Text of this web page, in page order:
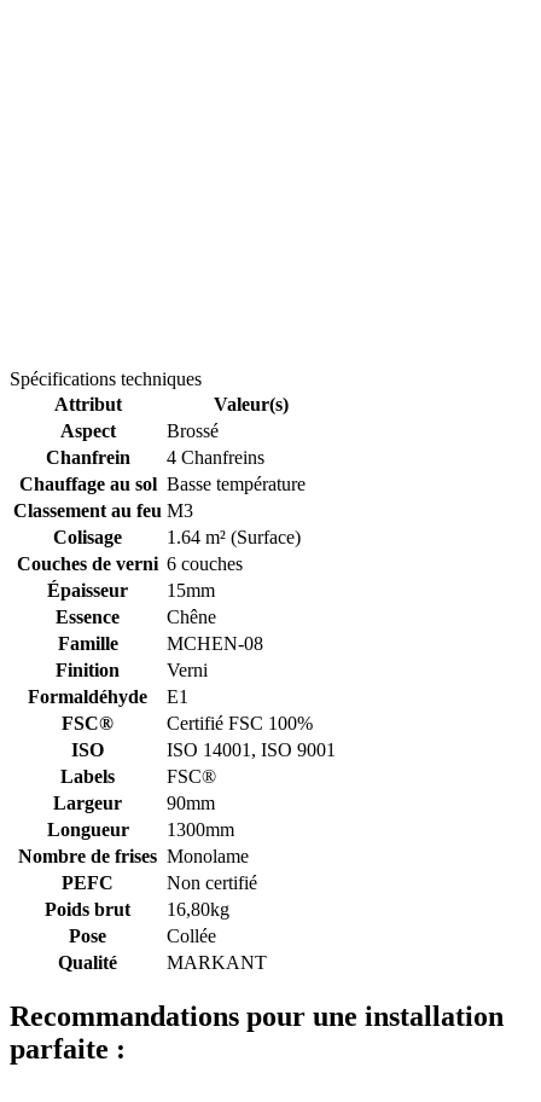
Spécifications techniques
Attribut
Valeur(s)
Aspect
Brossé
Chanfrein
4 Chanfreins
Chauffage au sol Basse température
Classement au feu M3
Colisage
1.64 m² (Surface)
Couches de verni 6 couches
Épaisseur
15mm
Essence
Chêne
Famille
MCHEN-08
Finition
Verni
Formaldéhyde
E1
FSC®
Certifié FSC 100%
ISO
ISO 14001, ISO 9001
Labels
FSC®
Largeur
90mm
Longueur
1300mm
Nombre de frises Monolame
PEFC
Non certifié
Poids brut
16,80kg
Pose
Collée
Qualité
MARKANT
Recommandations pour une installation
parfaite :